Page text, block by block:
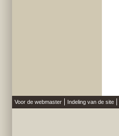
Voor de webmaster Indeling van de site